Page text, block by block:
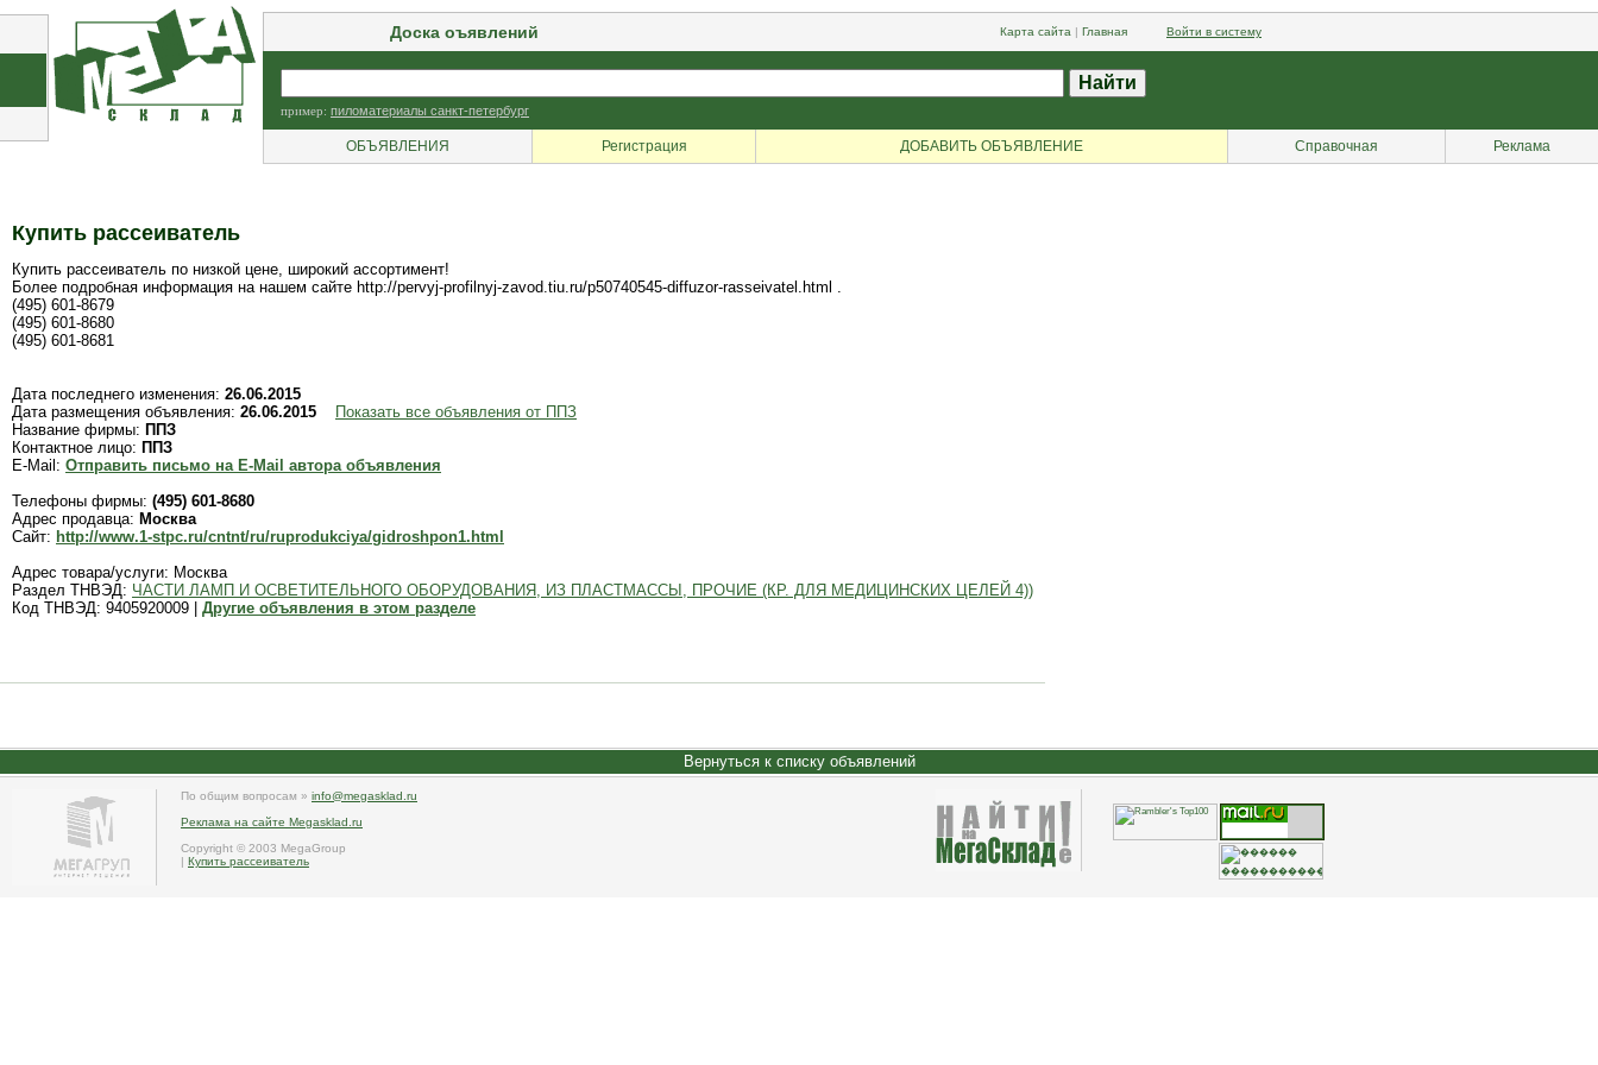
Доска оъявлений Карта сайта | Главная Войти в систему
пример: пиломатериалы санкт-петербург
ОБЪЯВЛЕНИЯ Регистрация ДОБАВИТЬ ОБЪЯВЛЕНИЕ Справочная Реклама
Купить рассеиватель
Купить рассеиватель по низкой цене, широкий ассортимент!
Более подробная информация на нашем сайте http://pervyj-profilnyj-zavod.tiu.ru/p50740545-diffuzor-rasseivatel.html .
(495) 601-8679
(495) 601-8680
(495) 601-8681
Дата последнего изменения: 26.06.2015
Дата размещения объявления: 26.06.2015
Показать все объявления от ППЗ
Название фирмы: ППЗ
Контактное лицо: ППЗ
E-Mail: Отправить письмо на E-Mail автора объявления
Телефоны фирмы: (495) 601-8680
Адрес продавца: Москва
Сайт: http://www.1-stpc.ru/cntnt/ru/ruprodukciya/gidroshpon1.html
Адрес товара/услуги: Москва
Раздел ТНВЭД: ЧАСТИ ЛАМП И ОСВЕТИТЕЛЬНОГО ОБОРУДОВАНИЯ, ИЗ ПЛАСТМАССЫ, ПРОЧИЕ (КР. ДЛЯ МЕДИЦИНСКИХ ЦЕЛЕЙ 4))
Код ТНВЭД: 9405920009 | Другие объявления в этом разделе
Вернуться к списку объявлений
По общим вопросам » info@megasklad.ru
Реклама на сайте Megasklad.ru
Copyright © 2003 MegaGroup
| Купить рассеиватель